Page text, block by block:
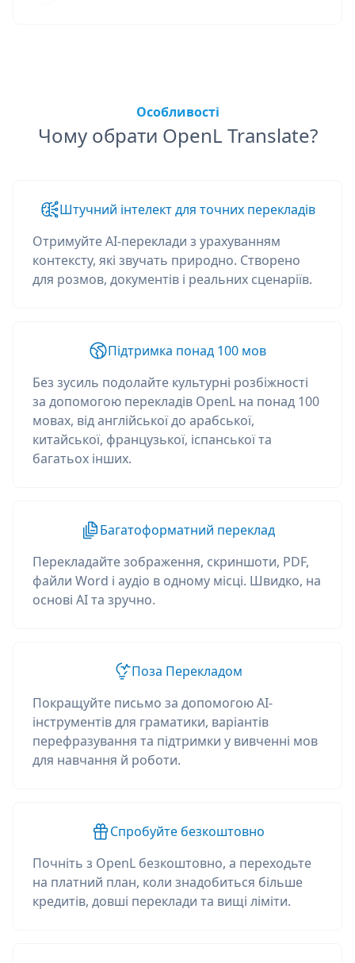
Особливості
Чому обрати OpenL Translate?
Штучний інтелект для точних перекладів
Отримуйте AI-переклади з урахуванням
контексту, які звучать природно. Створено
для розмов, документів і реальних сценаріїв.
Підтримка понад 100 мов
Без зусиль подолайте культурні розбіжності
за допомогою перекладів OpenL на понад 100
мовах, від англійської до арабської,
китайської, французької, іспанської та
багатьох інших.
Багатоформатний переклад
Перекладайте зображення, скриншоти, PDF,
файли Word і аудіо в одному місці. Швидко, на
основі AI та зручно.
Поза Перекладом
Покращуйте письмо за допомогою AI-
інструментів для граматики, варіантів
перефразування та підтримки у вивченні мов
для навчання й роботи.
Спробуйте безкоштовно
Почніть з OpenL безкоштовно, а переходьте
на платний план, коли знадобиться більше
кредитів, довші переклади та вищі ліміти.